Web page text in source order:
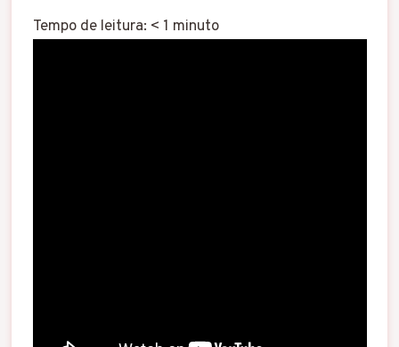
Tempo de leitura: < 1 minuto